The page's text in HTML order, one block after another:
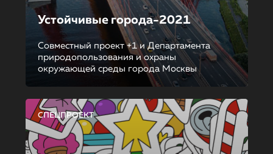
Устойчивые города-2021
Совместный проект +1 и Департамента
природопользования и охраны
окружающей среды города Москвы
СПЕЦПРОЕКТ